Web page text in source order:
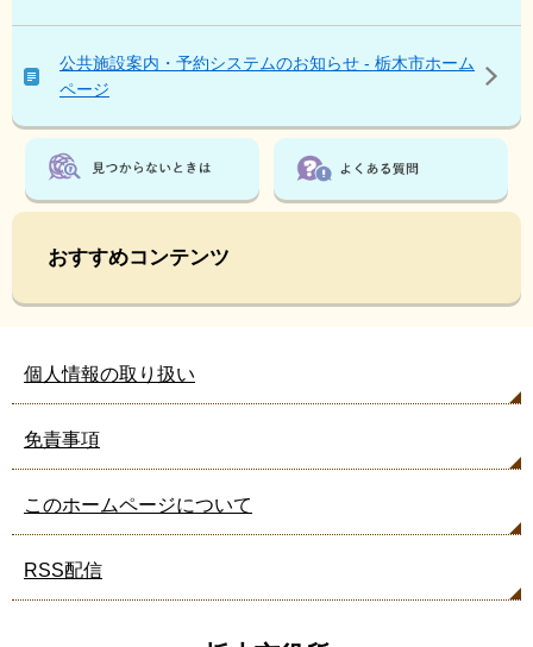
ー
ジ
も
見
て
ま
す
公共施設案内・予約システムのお知らせ - 栃木市ホーム
ページ
おすすめコンテンツ
個人情報の取り扱い
免責事項
このホームページについて
RSS配信